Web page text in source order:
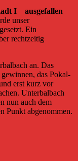
I ausgefallen
unser
Ein
rechtzeitig
an. Das
das Pokal-
erst kurz vor
Unterbalbach
nun auch dem
Punkt abgenommen.